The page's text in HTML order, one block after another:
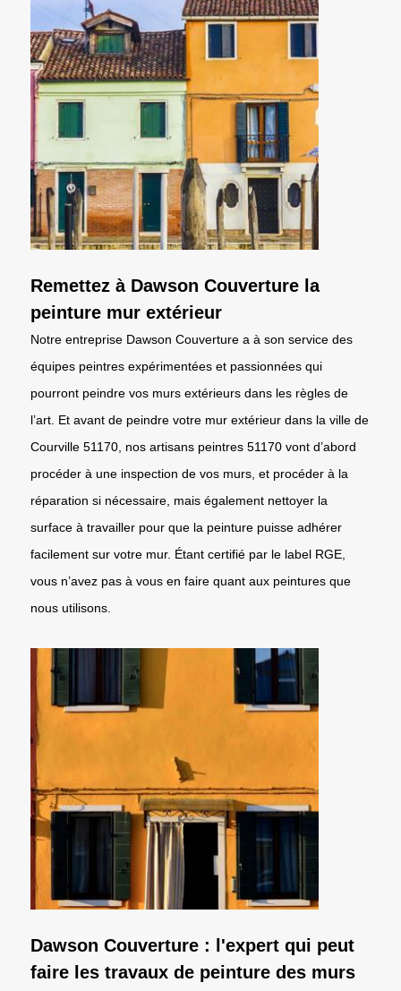
Remettez à Dawson Couverture la
peinture mur extérieur
Notre entreprise Dawson Couverture a à son service des
équipes peintres expérimentées et passionnées qui
pourront peindre vos murs extérieurs dans les règles de
l’art. Et avant de peindre votre mur extérieur dans la ville de
Courville 51170, nos artisans peintres 51170 vont d’abord
procéder à une inspection de vos murs, et procéder à la
réparation si nécessaire, mais également nettoyer la
surface à travailler pour que la peinture puisse adhérer
facilement sur votre mur. Étant certifié par le label RGE,
vous n’avez pas à vous en faire quant aux peintures que
nous utilisons.
Dawson Couverture : l'expert qui peut
faire les travaux de peinture des murs